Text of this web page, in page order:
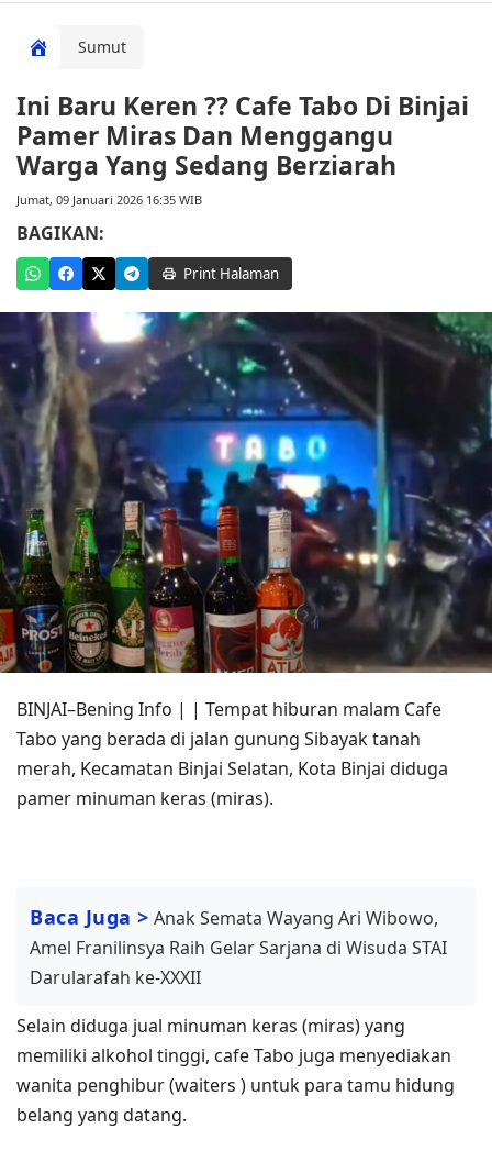
Sumut
Ini Baru Keren ?? Cafe Tabo Di Binjai
Pamer Miras Dan Menggangu
Warga Yang Sedang Berziarah
Jumat, 09 Januari 2026 16:35 WIB
BAGIKAN:
Print Halaman
BINJAI–Bening Info | | Tempat hiburan malam Cafe
Tabo yang berada di jalan gunung Sibayak tanah
merah, Kecamatan Binjai Selatan, Kota Binjai diduga
pamer minuman keras (miras).
Baca Juga > Anak Semata Wayang Ari Wibowo,
Amel Franilinsya Raih Gelar Sarjana di Wisuda STAI
Darularafah ke-XXXII
Selain diduga jual minuman keras (miras) yang
memiliki alkohol tinggi, cafe Tabo juga menyediakan
wanita penghibur (waiters ) untuk para tamu hidung
belang yang datang.